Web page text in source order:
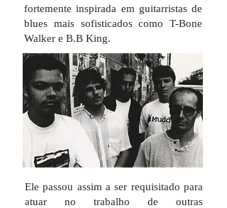
fortemente inspirada em guitarristas de
blues mais sofisticados como T-Bone
Walker e B.B King.
Ele passou assim a ser requisitado para
atuar no trabalho de outras